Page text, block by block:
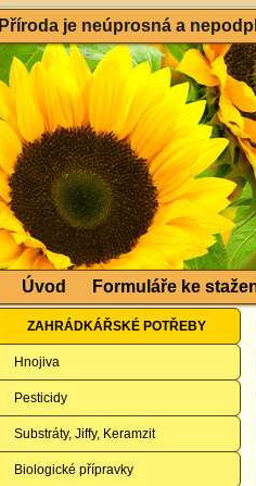
Příroda je neúprosná a
Úvod Formuláře ke
ZAHRÁDKÁŘSKÉ POTŘEBY
Hnojiva
Pesticidy
Substráty, Jiffy, Keramzit
Biologické přípravky